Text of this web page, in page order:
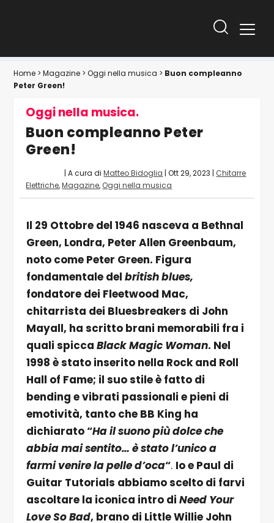
Home >Magazine >Oggi nella musica > Buon compleanno
Peter Green!
Oggi nella musica.
Buon compleanno Peter
Green!
| A cura diMatteo Bidoglia |Ott 29, 2023 | Chitarre
Elettriche,Magazine, Oggi nella musica
Il 29 Ottobre del 1946 nasceva a Bethnal
Green, Londra, Peter Allen Greenbaum,
noto come Peter Green. Figura
fondamentale del british blues,
fondatore dei Fleetwood Mac,
chitarrista dei Bluesbreakers di John
Mayall, ha scritto brani memorabili fra i
quali spicca Black Magic Woman. Nel
1998 è stato inserito nella Rock and Roll
Hall of Fame; il suo stile è fatto di
bending e vibrati passionali e pieni di
emotività, tanto che BB King ha
dichiarato “Ha il suono più dolce che
abbia mai sentito… è stato l’unico a
farmi venire la pelle d’oca“. Io e Paul di
Guitar Tutorials abbiamo scelto di farvi
ascoltare la iconica intro di Need Your
Love So Bad, brano di Little Willie John